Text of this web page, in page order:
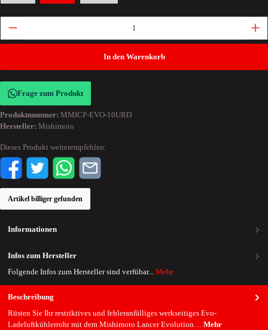
In den Warenkorb
Frage zum Produkt
Produktnummer: MMICP-EVO-10URD
Hersteller: Mishimoto
Dieses Produkt weiterempfehlen:
Artikel billiger gefunden
Beschreibung
Rüsten Sie Ihr restriktives und fehleranfälliges werkseitiges Evo-
Ladeluftkühlerrohr mit dem Mishimoto Lancer Evolution… Mehr
Informationen
Infos zum Hersteller
Folgende Infos zum Hersteller sind verfübar... Mehr